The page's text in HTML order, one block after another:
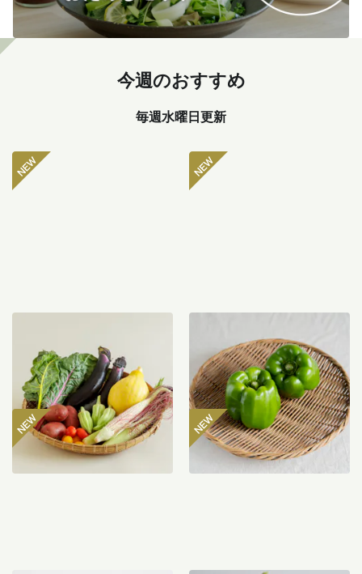
今週のおすすめ
毎週水曜日更新
2,980円
マン 300g
485円〜